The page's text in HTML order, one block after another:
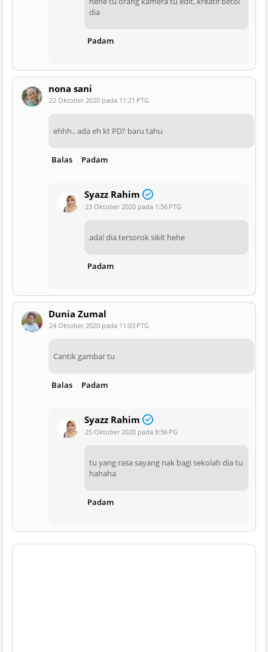
dia
Padam
nona sani
22 Oktober 2020 pada 11:21 PTG
ehhh.. ada eh kt PD? baru tahu
Balas Padam
Syazz Rahim
23 Oktober 2020 pada 1:56 PTG
ada! dia tersorok sikit hehe
Padam
Dunia Zumal
24 Oktober 2020 pada 11:03 PTG
Cantik gambar tu
Balas Padam
Syazz Rahim
25 Oktober 2020 pada 8:56 PG
tu yang rasa sayang nak bagi sekolah dia tu
hahaha
Padam